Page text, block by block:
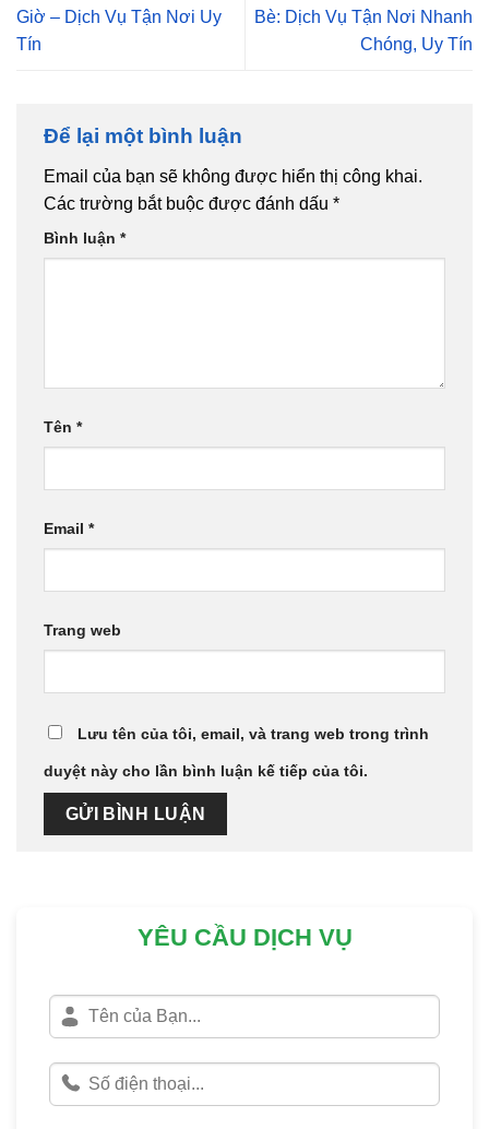
Giờ – Dịch Vụ Tận Nơi Uy
Tín
Bè: Dịch Vụ Tận Nơi Nhanh
Chóng, Uy Tín
Để lại một bình luận
Email của bạn sẽ không được hiển thị công khai.
Các trường bắt buộc được đánh dấu *
Bình luận *
Tên *
Email *
Trang web
Lưu tên của tôi, email, và trang web trong trình
duyệt này cho lần bình luận kế tiếp của tôi.
YÊU CẦU DỊCH VỤ